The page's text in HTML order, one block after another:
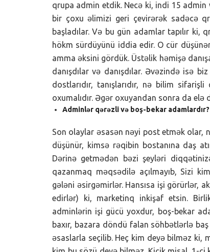
qrupa admin etdik. Necə ki, indi 15 admin
bir çoxu əlimizi geri çevirərək sadəcə
başladılar. Və bu gün adamlar tapılır
hökm sürdüyünü iddia edir. O cür
amma əksini gördük. Üstəlik həmişə
danışdılar və danışdılar. Əvəzində isə
dostlarıdır, tanışlarıdır, nə bilim
oxumalıdır. Əgər oxuyandan sonra da
Adminlər qərəzli və boş-bekar adamlardır?
Son olaylar əsasən nəyi post etmək olar,
düşünür, kimsə rəqibin bostanına daş
Dərinə getmədən bəzi şeyləri
qazanmaq məqsədilə açılmayıb, Sizi
gələni əsirgəmirlər. Hansısa işi görürlər,
edirlər) ki, marketinq inkişaf etsin.
adminlərin işi gücü yoxdur, boş-bekar
baxır, bazara döndü falan söhbətlərlə
əsaslarla seçilib. Heç kim deyə bilməz ki,